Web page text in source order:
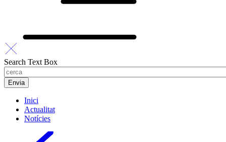
Search Text Box
Inici
Actualitat
Notícies